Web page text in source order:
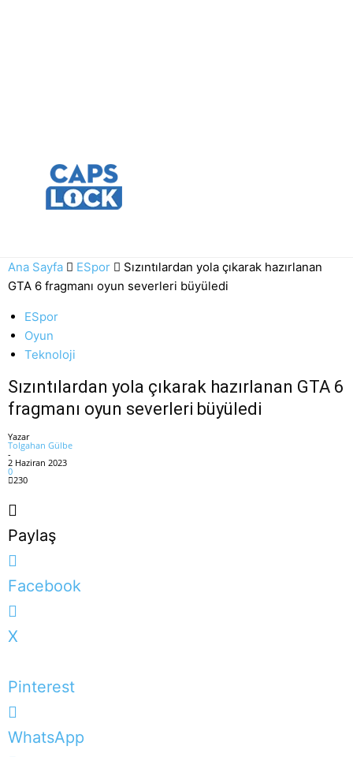
Ana Sayfa ESpor
Sızıntılardan yola çıkarak hazırlanan
GTA 6 fragmanı oyun severleri büyüledi
ESpor
Oyun
Teknoloji
Sızıntılardan yola çıkarak hazırlanan GTA 6
fragmanı oyun severleri büyüledi
Yazar
Tolgahan Gülbe
-
2 Haziran 2023
0
230
Paylaş
Facebook
X
Pinterest
WhatsApp